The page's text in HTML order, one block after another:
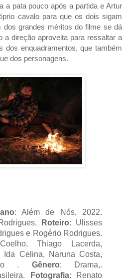
a pata pouco após a partida e Artur
cavalo para que os dois sigam
dos grandes méritos do filme se dá
a direção aproveita para ressaltar a
dos enquadramentos, que também
dos personagens.
Roteiro: Ulisses
Thiago Lacerda,
Ida Celina, Naruna Costa,
. Gênero
Fotografia: Renato